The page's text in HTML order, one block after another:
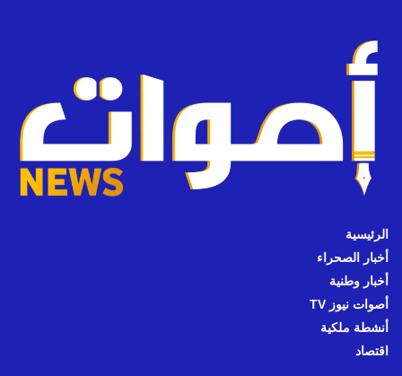
الرئيسية
أخبار الصحراء
أخبار وطنية
أصوات نيوز TV
أنشطة ملكية
اقتصاد